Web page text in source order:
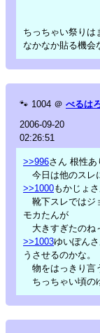
ちっちゃい祭りは
なかなか貼る機会
🐾 1004 ＠ べるは
2006-09-20
02:26:51
>>996さん 根性
今日は他のスレ
>>1000もかじょ
靴下スレではジ
モカたんが
大きすぎたのね
>>1003ゆいぽん
うさせるのかな。
物をはっきり言
ちっちゃい頃の